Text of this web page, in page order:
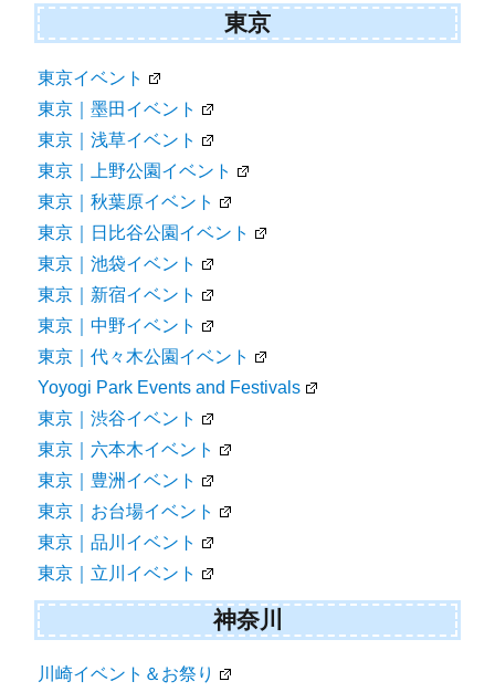
東京
東京イベント
東京｜墨田イベント
東京｜浅草イベント
東京｜上野公園イベント
東京｜秋葉原イベント
東京｜日比谷公園イベント
東京｜池袋イベント
東京｜新宿イベント
東京｜中野イベント
東京｜代々木公園イベント
Yoyogi Park Events and Festivals
東京｜渋谷イベント
東京｜六本木イベント
東京｜豊洲イベント
東京｜お台場イベント
東京｜品川イベント
東京｜立川イベント
神奈川
川崎イベント＆お祭り